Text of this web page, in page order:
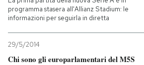
programma stasera all'Allianz Stadium: le
informazioni per seguirla in diretta
29/5/2014
Chi sono gli europarlamentari del M5S